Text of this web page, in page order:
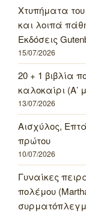
Χτυπήματα
και λοιπά
Εκδόσεις
15/07/2026
20 + 1 βιβλία
καλοκαίρι (Α’
13/07/2026
Αισχύλος,
πρώτου
10/07/2026
Γυναίκες
πολέμου